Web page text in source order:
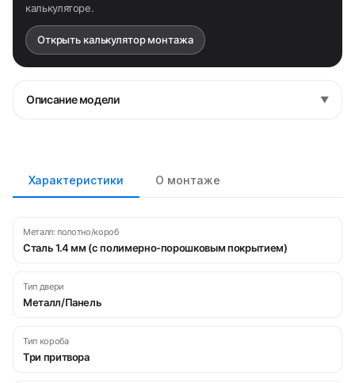
калькуляторе.
Открыть калькулятор монтажа
Описание модели ▼
Характеристики О монтаже
Металл: полотно/короб
Сталь 1.4 мм (с полимерно-порошковым покрытием)
Тип двери
Металл/Панель
Тип короба
Три притвора